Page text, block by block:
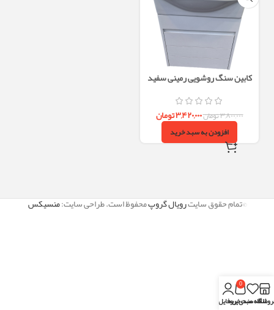
کابین سنگ روشویی رمینی سفید
۳,۸۰۰,۰۰۰تومان۳,۴۲۰,۰۰۰تومان
افزودن به سبد خرید
©تمام حقوق سایترویال گروپمحفوظ است. طراحی سایت:منسیکس
علاقه مندی
0
سبد خریدپروفایل